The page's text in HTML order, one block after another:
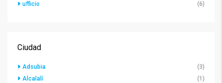
ufficio
(6)
Ciudad
Adsubia
(3)
Alcalalí
(1)